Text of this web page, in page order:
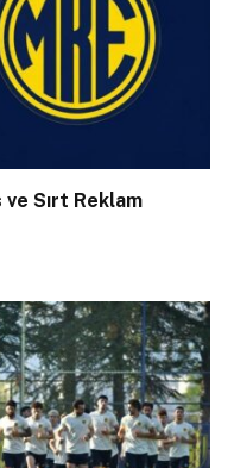
ve Sırt Reklam